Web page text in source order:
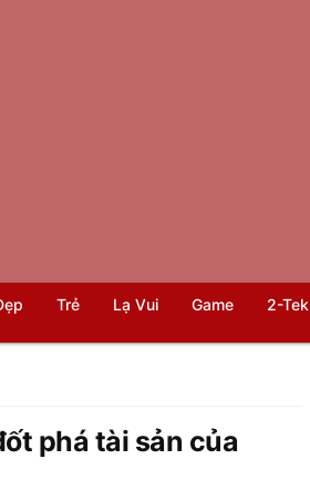
Trẻ Lạ Vui Game 2-Tek
phá tài sản của